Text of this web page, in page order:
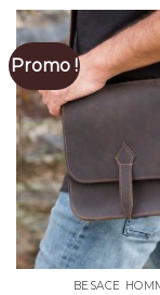
Promo !
BESACE